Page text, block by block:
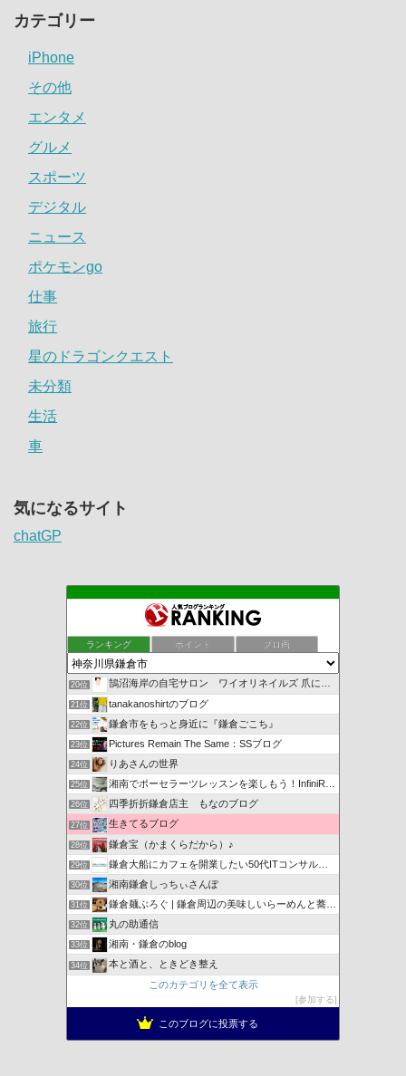
カテゴリー
iPhone
その他
エンタメ
グルメ
スポーツ
デジタル
ニュース
ポケモンgo
仕事
旅行
星のドラゴンクエスト
未分類
生活
車
気になるサイト
chatGP
ランキング ポイント ブロ画
20位 鵠沼海岸の自宅サロン ワイオリネイルズ 爪に優しいジェルネ…
21位 tanakanoshirtのブログ
22位 鎌倉市をもっと身近に『鎌倉ごこち』
23位 Pictures Remain The Same：SSブログ
24位 りあさんの世界
25位 湘南でポーセラーツレッスンを楽しもう！InfiniRose
26位 四季折折鎌倉店主 もなのブログ
27位 生きてるブログ
28位 鎌倉宝（かまくらだから）♪
29位 鎌倉大船にカフェを開業したい50代ITコンサルのブログ
30位 湘南鎌倉しっちぃさんぽ
31位 鎌倉麺ぶろぐ | 鎌倉周辺の美味しいらーめんと蕎麦を紹介
32位 丸の助通信
33位 湘南・鎌倉のblog
34位
本と酒と、ときどき整え
このカテゴリを全て表示
参加する
このブログに投票する